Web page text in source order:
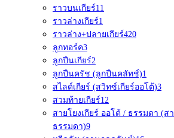
ราวบนเกียร์11
ราวล่างเกียร์1
ราวล่าง+ปลายเกียร์420
ลูกทอร์ค3
ลูกปืนเกียร์2
ลูกปืนครัช (ลูกปืนคลัทช์)1
สไลด์เกียร์ (สวิทซ์เกียร์ออโต้)3
สวมท้ายเกียร์12
สายโยงเกียร์ ออโต้ / ธรรมดา (ส
ธรรมดา)9